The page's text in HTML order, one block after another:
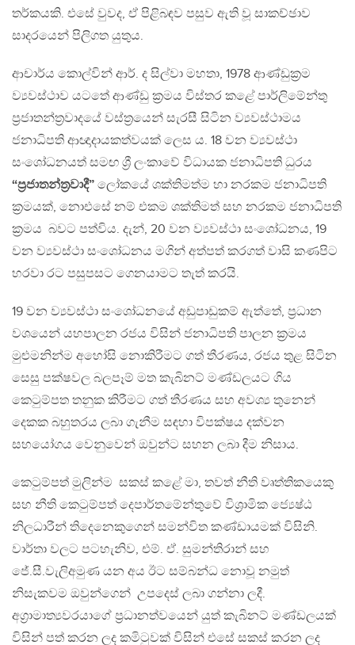
තර්කයකි. එසේ වුවද, ඒ පිළිබඳව පසුව ඇති වූ සාකච්ඡාව
සාදරයෙන් පිලිගත යුතුය.
ආචාර්ය කොල්වින් ආර්. ද සිල්වා මහතා, 1978 ආණ්ඩුක්‍රම
ව්‍යවස්ථාව යටතේ ආණ්ඩු ක්‍රමය විස්තර කළේ පාර්ලිමේන්තු
ප්‍රජාතන්ත්‍රවාදයේ වස්ත්‍රයෙන් සැරසී සිටින ව්‍යවස්ථාමය
ජනාධිපති ආඥාදායකත්වයක් ලෙස ය. 18 වන ව්‍යවස්ථා
සංශෝධනයත් සමඟ ශ්‍රී ලංකාවේ විධායක ජනාධිපති ධුරය
“ප්‍රජාතන්ත්‍රවාදී” ලෝකයේ ශක්තිමත්ම හා නරකම ජනාධිපති
ක්‍රමයක්, නොඑසේ නම් එකම ශක්තිමත් සහ නරකම ජනාධිපති
ක්‍රමය බවට පත්විය. දැන්, 20 වන ව්‍යවස්ථා සංශෝධනය, 19
වන ව්‍යවස්ථා සංශෝධනය මගින් අත්පත් කරගත් වාසි කණපිට
හරවා රට පසුපසට ගෙනයාමට තැත් කරයි.
19 වන ව්‍යවස්ථා සංශෝධනයේ අඩුපාඩුකම් ඇත්තේ, ප්‍රධාන
වශයෙන් යහපාලන රජය විසින් ජනාධිපති පාලන ක්‍රමය
මුළුමනින්ම අහෝසි නොකිරීමට ගත් තීරණය, රජය තුළ සිටින
සෙසු පක්ෂවල බලපෑම් මත කැබිනට් මණ්ඩලයට ගිය
කෙටුම්පත තනුක කිරීමට ගත් තීරණය සහ අවශ්‍ය තුනෙන්
දෙකක බහුතරය ලබා ගැනීම සඳහා විපක්ෂය දක්වන
සහයෝගය වෙනුවෙන් ඔවුන්ට සහන ලබා දීම නිසාය.
කෙටුම්පත් මුලින්ම සකස් කළේ මා, තවත් නීති වෘත්තිකයෙකු
සහ නීති කෙටුම්පත් දෙපාර්තමේන්තුවේ විශ්‍රාමික ජ්‍යෙෂ්ඨ
නිලධාරීන් තිදෙනෙකුගෙන් සමන්විත කණ්ඩායමක් විසිනි.
වාර්තා වලට පටහැනිව, එම්. ඒ. සුමන්තිරාන් සහ
ජේ.සී.වැලිඅමුණ යන අය ඊට සම්බන්ධ නොවූ නමුත්
නිසැකවම ඔවුන්ගෙන් උපදෙස් ලබා ගන්නා ලදී.
අග්‍රාමාත්‍යවරයාගේ ප්‍රධානත්වයෙන් යුත් කැබිනට් මණ්ඩලයක්
විසින් පත් කරන ලද කමිටුවක් විසින් එසේ සකස් කරන ලද